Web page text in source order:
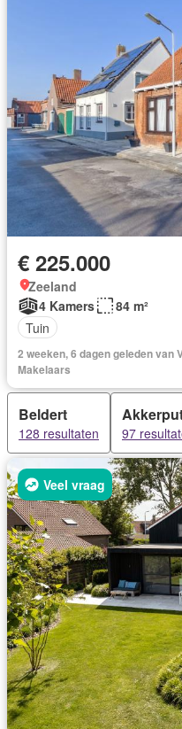
€ 225.000
Zeeland
4 Kamers
84 m²
Tuin
2 weeken, 6 dagen geleden van
Makelaars
Beldert
128 resultaten 97
Veel vraag